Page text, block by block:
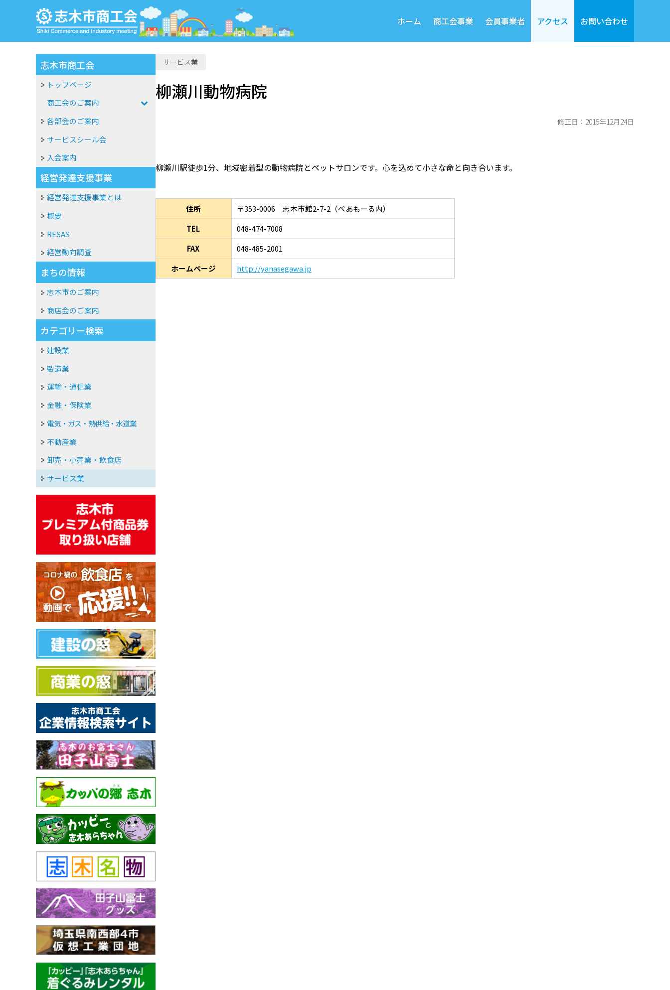
ホーム 商工会事業 会員事業者 アクセス お問い合わせ
サービス業
柳瀬川動物病院
修正日：2015年12月24日
柳瀬川駅徒歩1分、地域密着型の動物病院とペットサロンです。心を込めて小さな命と向き合います。
住所
〒353-0006 志木市館2-7-2（ぺあもーる内）
TEL
048-474-7008
FAX
048-485-2001
ホームページ
http://yanasegawa.jp
志木市商工会
トップページ
商工会のご案内
各部会のご案内
サービスシール会
入会案内
経営発達支援事業
経営発達支援事業とは
概要
RESAS
経営動向調査
まちの情報
志木市のご案内
商店会のご案内
カテゴリー検索
建設業
製造業
運輸・通信業
金融・保険業
電気・ガス・熱供給・水道業
不動産業
卸売・小売業・飲食店
サービス業